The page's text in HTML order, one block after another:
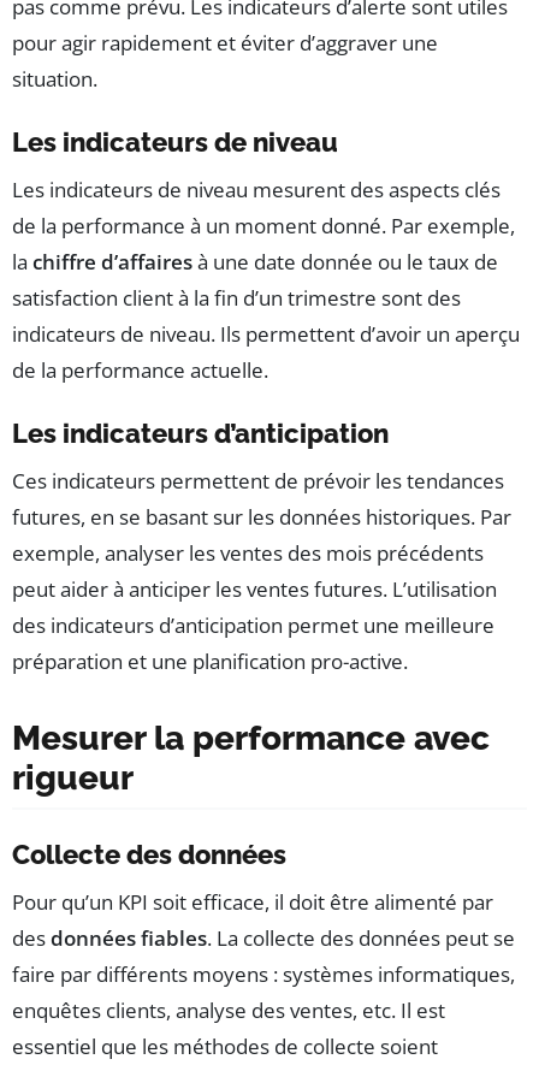
pas comme prévu. Les indicateurs d’alerte sont utiles
pour agir rapidement et éviter d’aggraver une
situation.
Les indicateurs de niveau
Les indicateurs de niveau mesurent des aspects clés
de la performance à un moment donné. Par exemple,
la chiffre d’affairesà une date donnée ou le taux de
satisfaction client à la fin d’un trimestre sont des
indicateurs de niveau. Ils permettent d’avoir un aperçu
de la performance actuelle.
Les indicateurs d’anticipation
Ces indicateurs permettent de prévoir les tendances
futures, en se basant sur les données historiques. Par
exemple, analyser les ventes des mois précédents
peut aider à anticiper les ventes futures. L’utilisation
des indicateurs d’anticipation permet une meilleure
préparation et une planification pro-active.
Mesurer la performance avec
rigueur
Collecte des données
Pour qu’un KPI soit efficace, il doit être alimenté par
desdonnées fiables. La collecte des données peut se
faire par différents moyens : systèmes informatiques,
enquêtes clients, analyse des ventes, etc. Il est
essentiel que les méthodes de collecte soient